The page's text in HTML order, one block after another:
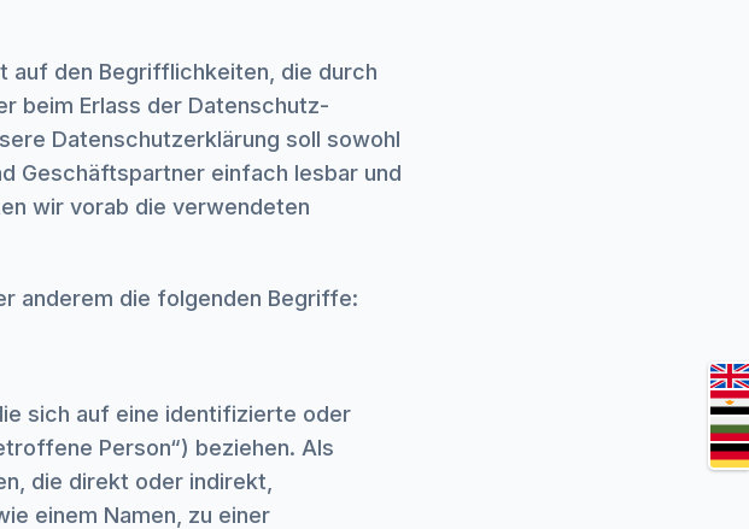
auf den Begrifflichkeiten, die durch
beim Erlass der Datenschutz-
Datenschutzerklärung soll sowohl
Geschäftspartner einfach lesbar und
wir vorab die verwendeten
anderem die folgenden Begriffe:
sich auf eine identifizierte oder
Person“) beziehen. Als
die direkt oder indirekt,
einem Namen, zu einer